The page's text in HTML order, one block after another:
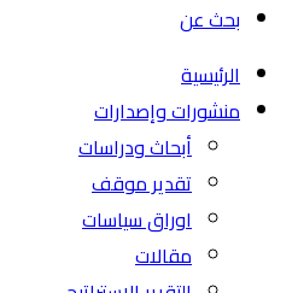
بحث عن
الرئيسية
منشورات وإصدارات
أبحاث ودراسات
تقدير موقف
اوراق سياسات
مقالات